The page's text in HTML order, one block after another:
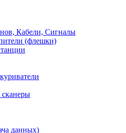
Кабели, Сигналы
(флешки)
сканеры
данных)